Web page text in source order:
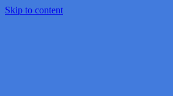
Skip to content